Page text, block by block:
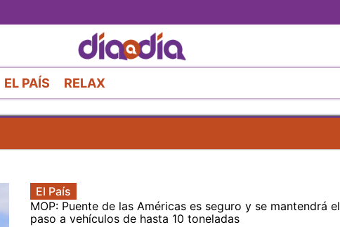
al
contenido
principal
EL PAÍS RELAX
El País
MOP: Puente de las Américas es seguro y se mantendrá el
paso a vehículos de hasta 10 toneladas